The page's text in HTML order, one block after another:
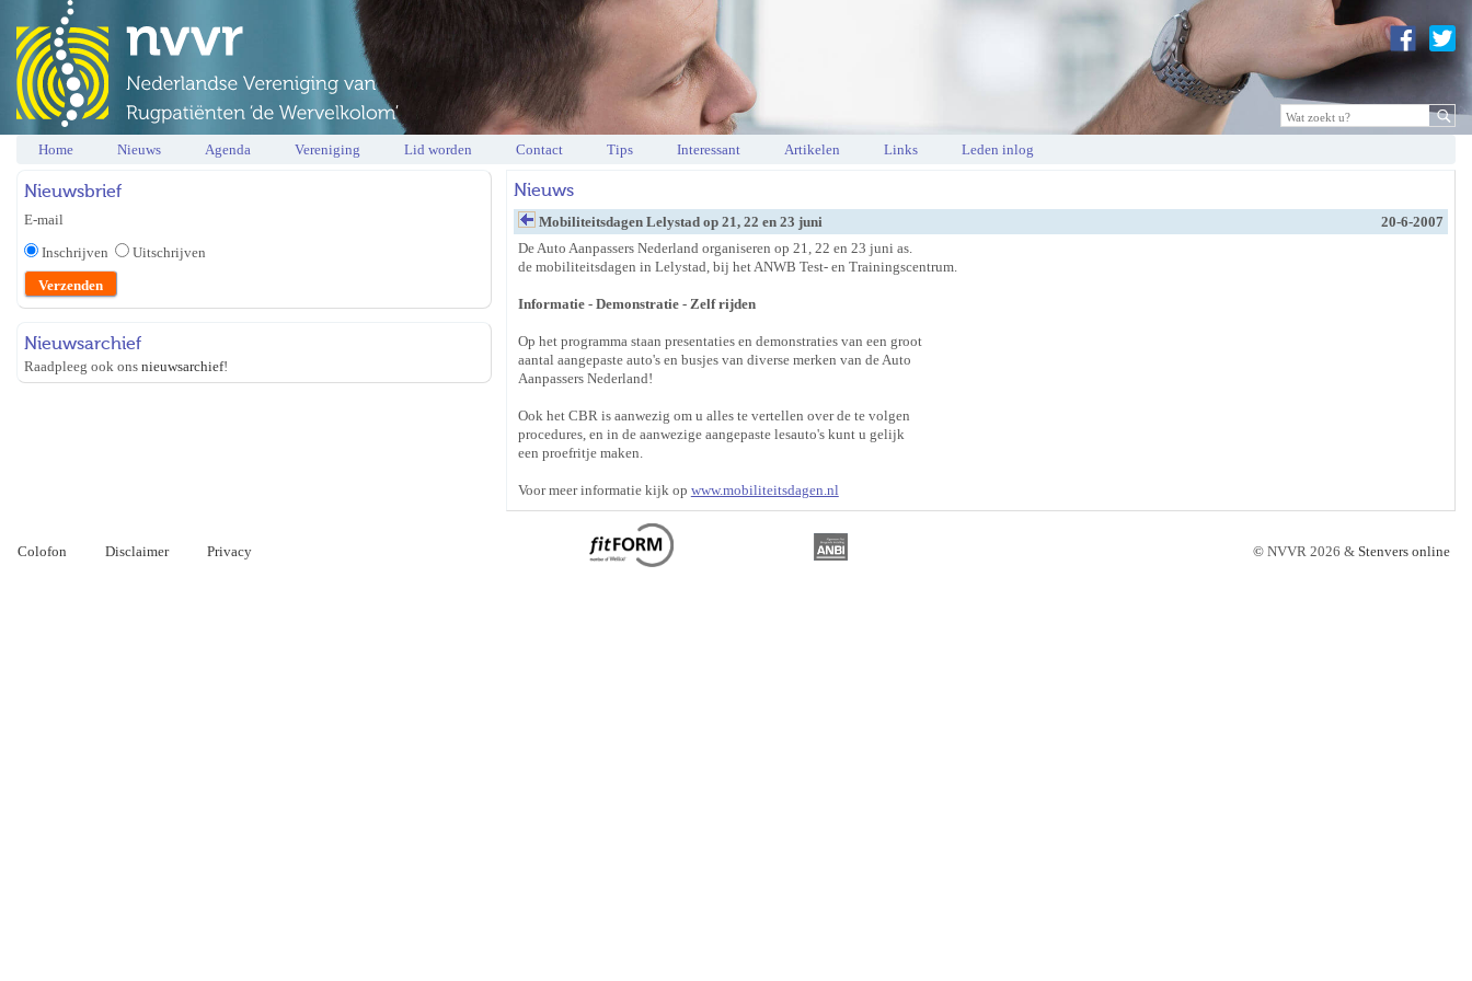
Home Nieuws Agenda Vereniging Lid worden Contact Tips Interessant Artikelen Links Leden inlog
Nieuws
Mobiliteitsdagen Lelystad op 21, 22 en 23 juni
20-6-2007
De Auto Aanpassers Nederland organiseren op 21, 22 en 23 juni as.
de mobiliteitsdagen in Lelystad, bij het ANWB Test- en Trainingscentrum.
Informatie - Demonstratie - Zelf rijden
Op het programma staan presentaties en demonstraties van een groot
aantal aangepaste auto's en busjes van diverse merken van de Auto
Aanpassers Nederland!
Ook het CBR is aanwezig om u alles te vertellen over de te volgen
procedures, en in de aanwezige aangepaste lesauto's kunt u gelijk
een proefritje maken.
Voor meer informatie kijk op www.mobiliteitsdagen.nl
Nieuwsbrief
E-mail
Inschrijven
Uitschrijven
Nieuwsarchief
Raadpleeg ook ons nieuwsarchief!
© NVVR 2026 & Stenvers online
Colofon Disclaimer Privacy